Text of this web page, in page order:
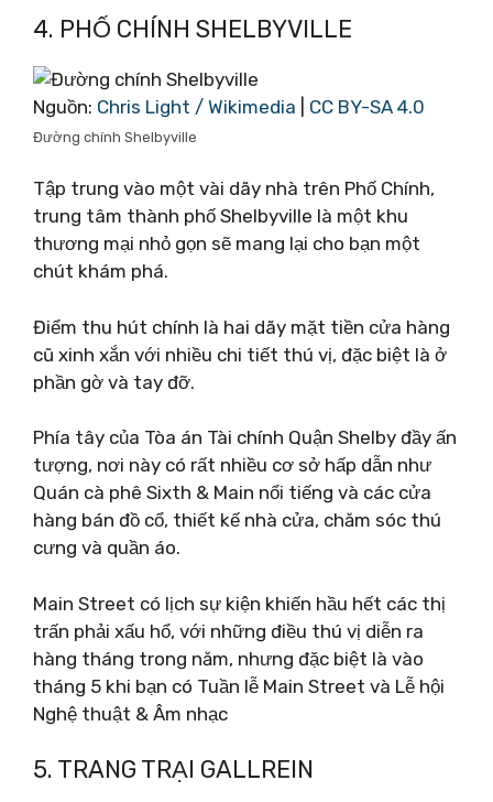
4. PHỐ CHÍNH SHELBYVILLE
Nguồn: Chris Light / Wikimedia CC BY-SA 4.0
Đường chính Shelbyville
Tập trung vào một vài dãy nhà trên Phố Chính,
trung tâm thành phố Shelbyville là một khu
thương mại nhỏ gọn sẽ mang lại cho bạn một
chút khám phá.
Điểm thu hút chính là hai dãy mặt tiền cửa hàng
cũ xinh xắn với nhiều chi tiết thú vị, đặc biệt là ở
phần gờ và tay đỡ.
Phía tây của Tòa án Tài chính Quận Shelby đầy ấn
tượng, nơi này có rất nhiều cơ sở hấp dẫn như
Quán cà phê Sixth & Main nổi tiếng và các cửa
hàng bán đồ cổ, thiết kế nhà cửa, chăm sóc thú
cưng và quần áo.
Main Street có lịch sự kiện khiến hầu hết các thị
trấn phải xấu hổ, với những điều thú vị diễn ra
hàng tháng trong năm, nhưng đặc biệt là vào
tháng 5 khi bạn có Tuần lễ Main Street và Lễ hội
Nghệ thuật & Âm nhạc
5. TRANG TRẠI GALLREIN